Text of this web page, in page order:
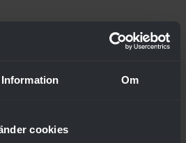
Information Om
cookies